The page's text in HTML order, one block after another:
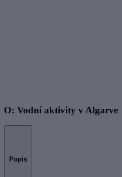
O: Vodní aktivity v Algarve
Popis